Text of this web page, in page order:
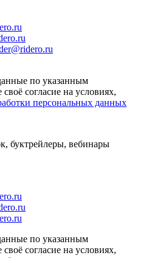
по указанным
согласие на условиях,
персональных данных
буктрейлеры, вебинары
по указанным
согласие на условиях,